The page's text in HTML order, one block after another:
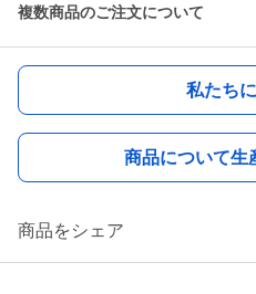
複数商品のご注文について
私たち
商品について生
商品をシェア